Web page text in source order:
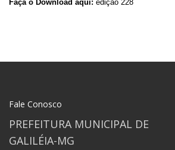
Faça o Download aqui: edição 228
Fale Conosco
PREFEITURA MUNICIPAL DE
GALILÉIA-MG